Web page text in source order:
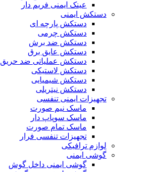
عینک ایمنی فریم دار
دستکش ایمنی
دستکش پارچه ای
دستکش چرمی
دستکش ضد برش
دستکش عایق برق
دستکش عملیاتی ضد حریق
دستکش لاستیکی
دستکش شیمیایی
دستکش نیتریلی
تجهیزات ایمنی تنفسی
ماسک نیم صورت
ماسک سوپاپ دار
ماسک تمام صورت
تجهیزات تنفسی فرار
لوازم ترافیکی
گوشی ایمنی
گوشی ایمنی داخل گوش